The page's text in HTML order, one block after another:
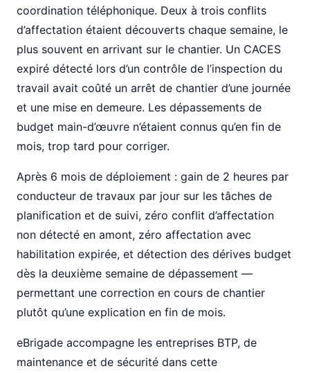
coordination téléphonique. Deux à trois conflits
d’affectation étaient découverts chaque semaine, le
plus souvent en arrivant sur le chantier. Un CACES
expiré détecté lors d’un contrôle de l’inspection du
travail avait coûté un arrêt de chantier d’une journée
et une mise en demeure. Les dépassements de
budget main-d’œuvre n’étaient connus qu’en fin de
mois, trop tard pour corriger.
Après 6 mois de déploiement : gain de 2 heures par
conducteur de travaux par jour sur les tâches de
planification et de suivi, zéro conflit d’affectation
non détecté en amont, zéro affectation avec
habilitation expirée, et détection des dérives budget
dès la deuxième semaine de dépassement —
permettant une correction en cours de chantier
plutôt qu’une explication en fin de mois.
eBrigade accompagne les entreprises BTP, de
maintenance et de sécurité dans cette